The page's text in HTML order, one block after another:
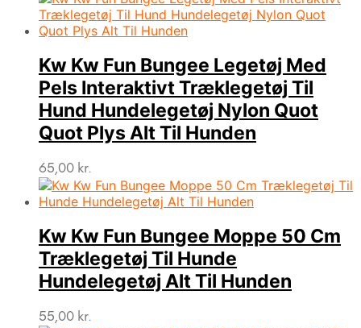
Kw Kw Fun Bungee Legetøj Med
Pels Interaktivt Træklegetøj Til
Hund Hundelegetøj Nylon Quot
Quot Plys Alt Til Hunden
65,00 kr.
Kw Kw Fun Bungee Moppe 50 Cm
Træklegetøj Til Hunde
Hundelegetøj Alt Til Hunden
55,00 kr.